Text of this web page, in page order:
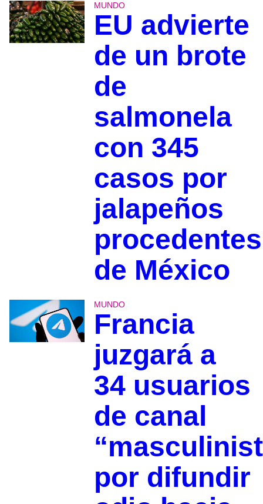
MUNDO
EU advierte
de un brote
de
salmonela
con 345
casos por
jalapeños
procedentes
de México
MUNDO
Francia
juzgará a
34 usuarios
de canal
por difundir